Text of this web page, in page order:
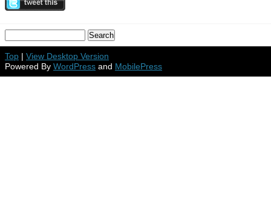
Top | View Desktop Version
Powered By WordPress and MobilePress